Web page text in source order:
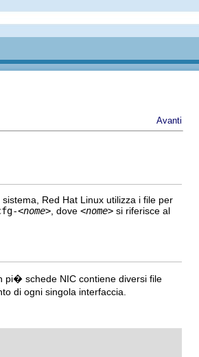
Avanti
Red Hat Linux utilizza i file per
<nome> , dove <nome> si riferisce al
pi� schede NIC contiene diversi file
di ogni singola interfaccia.